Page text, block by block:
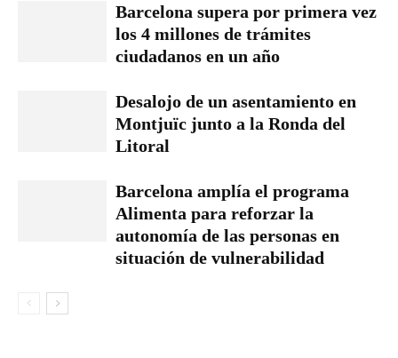
Barcelona supera por primera vez
los 4 millones de trámites
ciudadanos en un año
Desalojo de un asentamiento en
Montjuïc junto a la Ronda del
Litoral
Barcelona amplía el programa
Alimenta para reforzar la
autonomía de las personas en
situación de vulnerabilidad